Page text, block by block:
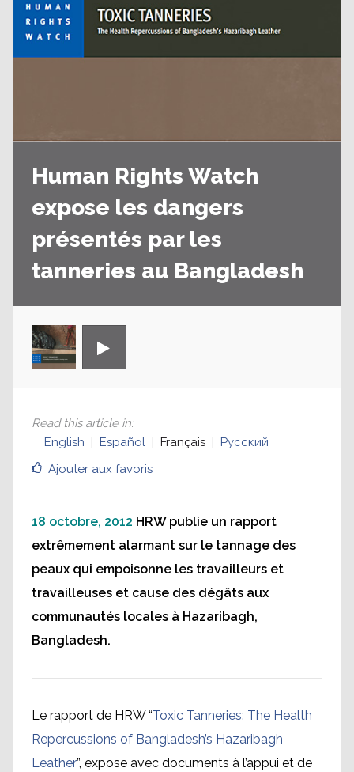
Human Rights Watch
expose les dangers
présentés par les
tanneries au Bangladesh
Ajouter aux favoris
Read this article in:
English
Español Français Русский
18 octobre, 2012 HRW publie un rapport
extrêmement alarmant sur le tannage des
peaux qui empoisonne les travailleurs et
travailleuses et cause des dégâts aux
communautés locales à Hazaribagh,
Bangladesh.
Le rapport de HRW “Toxic Tanneries: The Health
Repercussions of Bangladesh’s Hazaribagh
Leather”, expose avec documents à l’appui et de